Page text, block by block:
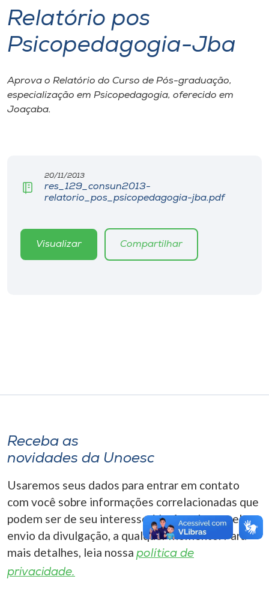
I.nova
Cultura
Editora
Rádio
o idioma
A+
A-
Relatório pos
Psicopedagogia-Jba
Aprova o Relatório do Curso de Pós-graduação,
especialização em Psicopedagogia, oferecido em
Joaçaba.
20/11/2013
res_129_consun2013-
relatorio_pos_psicopedagogia-jba.pdf
Visualizar Compartilhar
Receba as
novidades da Unoesc
Usaremos seus dados para entrar em contato
com você sobre informações correlacionadas que
podem ser de seu interesse. Você pode cancelar o
envio da divulgação, a qualquer momento. Para
mais detalhes, leia nossa política de
privacidade.